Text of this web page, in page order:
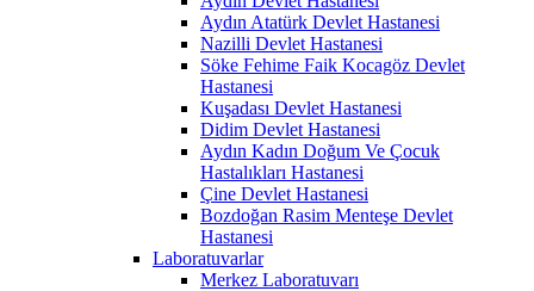
Aydın Atatürk Devlet Hastanesi
Nazilli Devlet Hastanesi
Söke Fehime Faik Kocagöz Devlet
Hastanesi
Kuşadası Devlet Hastanesi
Didim Devlet Hastanesi
Aydın Kadın Doğum Ve Çocuk
Hastalıkları Hastanesi
Çine Devlet Hastanesi
Bozdoğan Rasim Menteşe Devlet
Hastanesi
Laboratuvarlar
Merkez Laboratuvarı